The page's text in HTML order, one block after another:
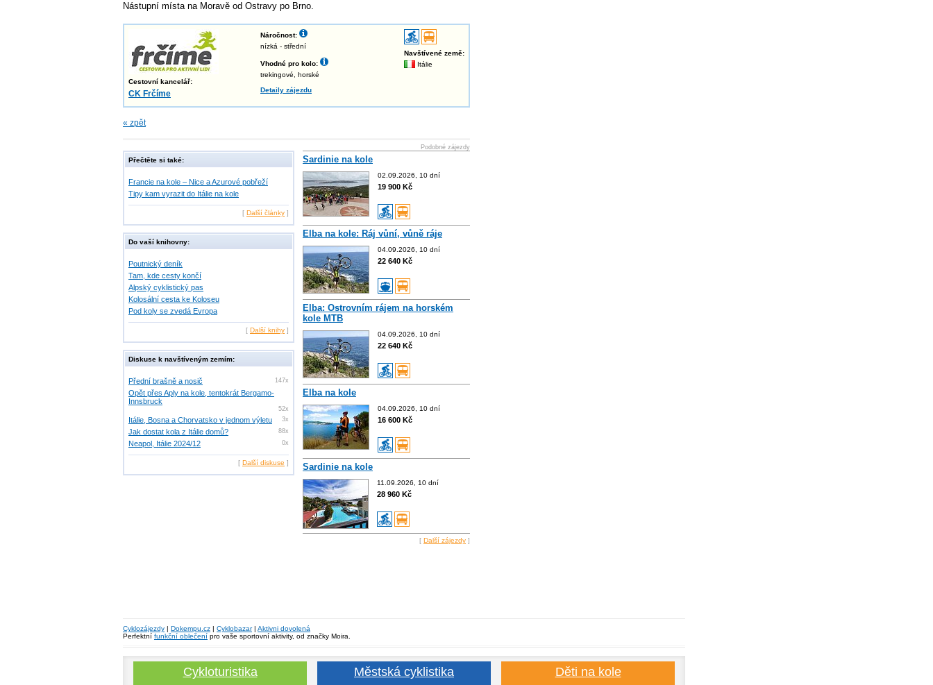
Nástupní místa na Moravě od Ostravy po Brno.
Cestovní kancelář:
CK Frčíme
Náročnost:
nízká - střední
Vhodné pro kolo:
trekingové, horské
Detaily zájezdu
Navštívené země:
Itálie
« zpět
Přečtěte si také:
Francie na kole – Nice a Azurové pobřeží
Tipy kam vyrazit do Itálie na kole
[ Další články ]
Do vaší knihovny:
Poutnický deník
Tam, kde cesty končí
Alpský cyklistický pas
Kolosální cesta ke Koloseu
Pod koly se zvedá Evropa
[ Další knihy ]
Diskuse k navštíveným zemím:
Přední brašně a nosič 147x
Opět přes Aply na kole, tentokrát Bergamo-
Innsbruck
52x
Itálie, Bosna a Chorvatsko v jednom výletu 3x
Jak dostat kola z Itálie domů? 88x
Neapol, Itálie 2024/12 0x
[ Další diskuse ]
Podobné zájezdy
Sardinie na kole
02.09.2026, 10 dní
19 900 Kč
Elba na kole: Ráj vůní, vůně ráje
04.09.2026, 10 dní
22 640 Kč
Elba: Ostrovním rájem na horském
kole MTB
04.09.2026, 10 dní
22 640 Kč
Elba na kole
04.09.2026, 10 dní
16 600 Kč
Sardinie na kole
11.09.2026, 10 dní
28 960 Kč
[ Další zájezdy ]
Cyklozájezdy | Dokempu.cz | Cyklobazar| Aktivni dovolená
Perfektní funkční oblečení pro vaše sportovní aktivity, od značky Moira.
Cykloturistika Městská cyklistika Děti na kole